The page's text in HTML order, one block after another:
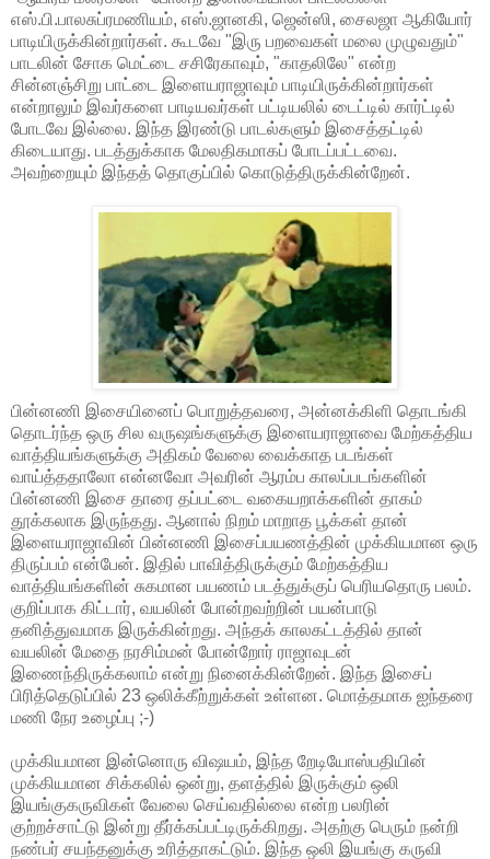
எஸ்.பி.பாலசுப்ரமணியம், எஸ்.ஜானகி, ஜென்ஸி, சைலஜா ஆகியோர்
பாடியிருக்கின்றார்கள். கூடவே "இரு பறவைகள் மலை முழுவதும்"
பாடலின் சோக மெட்டை சசிரேகாவும், "காதலிலே" என்ற
சின்னஞ்சிறு பாட்டை இளையராஜாவும் பாடியிருக்கின்றார்கள்
என்றாலும் இவர்களை பாடியவர்கள் பட்டியலில் டைட்டில் கார்ட்டில்
போடவே இல்லை. இந்த இரண்டு பாடல்களும் இசைத்தட்டில்
கிடையாது. படத்துக்காக மேலதிகமாகப் போடப்பட்டவை.
அவற்றையும் இந்தத் தொகுப்பில் கொடுத்திருக்கின்றேன்.
பின்னணி இசையினைப் பொறுத்தவரை, அன்னக்கிளி தொடங்கி
தொடர்ந்த ஒரு சில வருஷங்களுக்கு இளையராஜாவை மேற்கத்திய
வாத்தியங்களுக்கு அதிகம் வேலை வைக்காத படங்கள்
வாய்த்ததாலோ என்னவோ அவரின் ஆரம்ப காலப்படங்களின்
பின்னணி இசை தாரை தப்பட்டை வகையறாக்களின் தாகம்
தூக்கலாக இருந்தது. ஆனால் நிறம் மாறாத பூக்கள் தான்
இளையராஜாவின் பின்னணி இசைப்பயணத்தின் முக்கியமான ஒரு
திருப்பம் என்பேன். இதில் பாவித்திருக்கும் மேற்கத்திய
வாத்தியங்களின் சுகமான பயணம் படத்துக்குப் பெரியதொரு பலம்.
குறிப்பாக கிட்டார், வயலின் போன்றவற்றின் பயன்பாடு
தனித்துவமாக இருக்கின்றது. அந்தக் காலகட்டத்தில் தான்
வயலின் மேதை நரசிம்மன் போன்றோர் ராஜாவுடன்
இணைந்திருக்கலாம் என்று நினைக்கின்றேன். இந்த இசைப்
பிரித்தெடுப்பில் 23 ஒலிக்கீற்றுக்கள் உள்ளன. மொத்தமாக ஐந்தரை
மணி நேர உழைப்பு ;-)
முக்கியமான இன்னொரு விஷயம், இந்த றேடியோஸ்பதியின்
முக்கியமான சிக்கலில் ஒன்று, தளத்தில் இருக்கும் ஒலி
இயங்குகருவிகள் வேலை செய்வதில்லை என்ற பலரின்
குற்றச்சாட்டு இன்று தீர்க்கப்பட்டிருக்கிறது. அதற்கு பெரும் நன்றி
நண்பர் சயந்தனுக்கு உரித்தாகட்டும். இந்த ஒலி இயங்கு கருவி